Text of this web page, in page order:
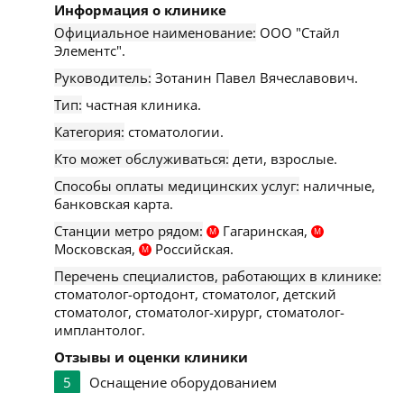
Информация о клинике
Официальное наименование: ООО "Стайл
Элементс".
Руководитель: Зотанин Павел Вячеславович.
Тип: частная клиника.
Категория: стоматологии.
Кто может обслуживаться: дети, взрослые.
Способы оплаты медицинских услуг: наличные,
банковская карта.
Станции метро рядом:
М Гагаринская, М
Московская, М
Российская.
Перечень специалистов, работающих в клинике:
стоматолог-ортодонт, стоматолог, детский
стоматолог, стоматолог-хирург, стоматолог-
имплантолог.
Отзывы и оценки клиники
5
Оснащение оборудованием